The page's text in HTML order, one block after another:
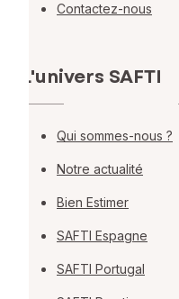
Contactez-nous
L'univers SAFTI
Qui sommes-nous ?
Notre actualité
Bien Estimer
SAFTI Espagne
SAFTI Portugal